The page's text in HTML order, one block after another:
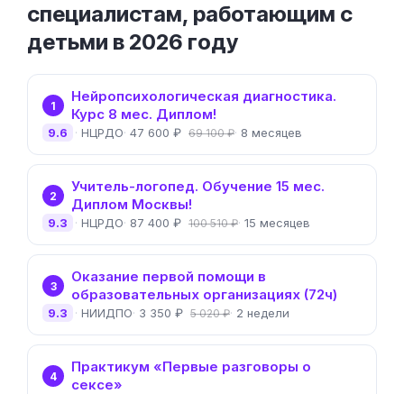
специалистам, работающим с
детьми в 2026 году
1
Нейропсихологическая диагностика.
Курс 8 мес. Диплом!
НЦРДО 47 600 ₽ 69 100 ₽ 8 месяцев
9.6
2
Учитель-логопед. Обучение 15 мес.
Диплом Москвы!
НЦРДО 87 400 ₽ 100 510 ₽ 15 месяцев
9.3
3
Оказание первой помощи в
образовательных организациях (72ч)
НИИДПО 3 350 ₽ 5 020 ₽ 2 недели
9.3
4
Практикум «Первые разговоры о
сексе»